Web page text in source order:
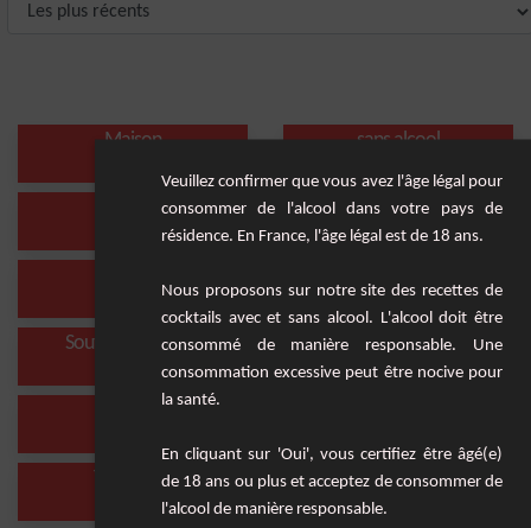
Maison sans alcool
(4 Cocktails)
Keto
(12 Cocktails)
(3 Cocktails)
Southern comfort
(1 Cocktail)
Granité
(7 Cocktails)
Thé chaud
(7 Cocktails)
Détox
(11 Cocktails)
Veuillez confirmer que vous avez l'âge légal pour
consommer de l'alcool dans votre pays de
résidence. En France, l'âge légal est de 18 ans.
Nous proposons sur notre site des recettes de
cocktails avec et sans alcool. L'alcool doit être
consommé de manière responsable. Une
consommation excessive peut être nocive pour
la santé.
En cliquant sur 'Oui', vous certifiez être âgé(e)
de 18 ans ou plus et acceptez de consommer de
l'alcool de manière responsable.